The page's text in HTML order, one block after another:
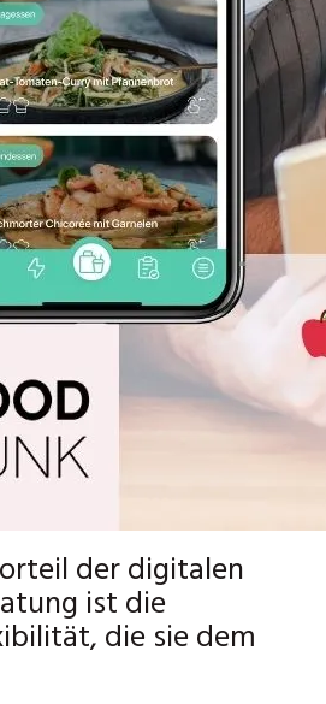
der digitalen
ist die
die sie dem